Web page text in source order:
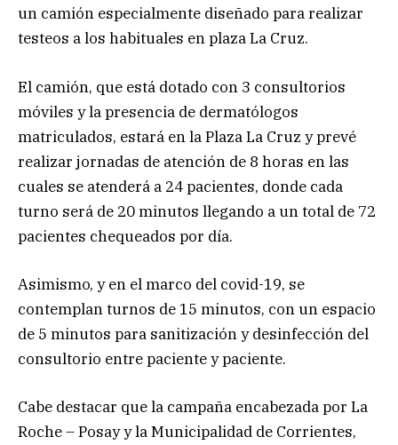
un camión especialmente diseñado para realizar
testeos a los habituales en plaza La Cruz.
El camión, que está dotado con 3 consultorios
móviles y la presencia de dermatólogos
matriculados, estará en la Plaza La Cruz y prevé
realizar jornadas de atención de 8 horas en las
cuales se atenderá a 24 pacientes, donde cada
turno será de 20 minutos llegando a un total de 72
pacientes chequeados por día.
Asimismo, y en el marco del covid-19, se
contemplan turnos de 15 minutos, con un espacio
de 5 minutos para sanitización y desinfección del
consultorio entre paciente y paciente.
Cabe destacar que la campaña encabezada por La
Roche – Posay y la Municipalidad de Corrientes,